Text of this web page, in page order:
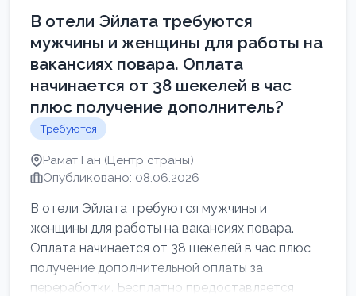
В отели Эйлата требуются
мужчины и женщины для работы на
вакансиях повара. Оплата
начинается от 38 шекелей в час
плюс получение дополнитель?
Требуются
Рамат Ган (Центр страны)
Опубликовано: 08.06.2026
В отели Эйлата требуются мужчины и
женщины для работы на вакансиях повара.
Оплата начинается от 38 шекелей в час плюс
получение дополнительной оплаты за
переработки. Бесплатно предоставляется